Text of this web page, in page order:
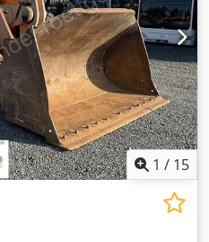
1 / 15